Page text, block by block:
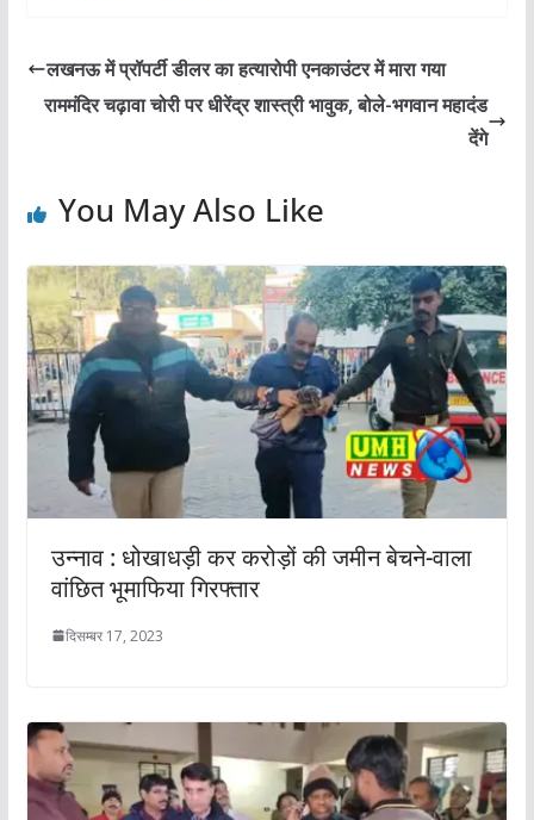
लखनऊ में प्रॉपर्टी डीलर का हत्यारोपी एनकाउंटर में मारा गया
राममंदिर चढ़ावा चोरी पर धीरेंद्र शास्त्री भावुक, बोले-भगवान महादंड
देंगे
You May Also Like
उन्नाव : धोखाधड़ी कर करोड़ों की जमीन बेचने-वाला
वांछित भूमाफिया गिरफ्तार
दिसम्बर 17, 2023